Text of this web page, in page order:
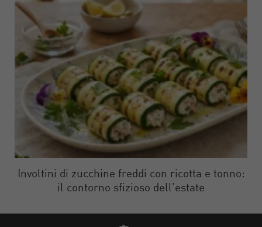
Involtini di zucchine freddi con ricotta e tonno:
il contorno sfizioso dell’estate